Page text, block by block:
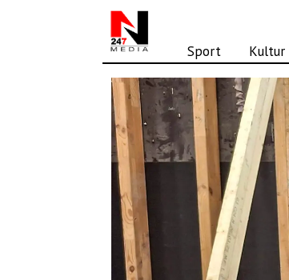
Sport Kultur